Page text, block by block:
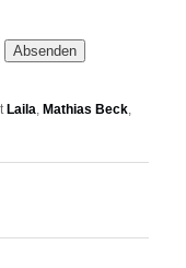
Laila ,Mathias Beck